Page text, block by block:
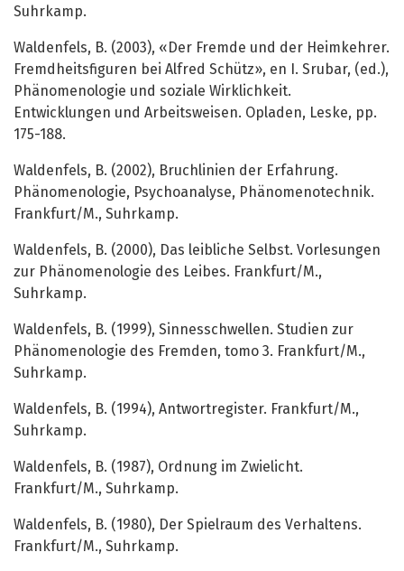
Suhrkamp.
Waldenfels, B. (2003), «Der Fremde und der Heimkehrer.
Fremdheitsfiguren bei Alfred Schütz», en I. Srubar, (ed.),
Phänomenologie und soziale Wirklichkeit.
Entwicklungen und Arbeitsweisen. Opladen, Leske, pp.
175-188.
Waldenfels, B. (2002), Bruchlinien der Erfahrung.
Phänomenologie, Psychoanalyse, Phänomenotechnik.
Frankfurt/M., Suhrkamp.
Waldenfels, B. (2000), Das leibliche Selbst. Vorlesungen
zur Phänomenologie des Leibes. Frankfurt/M.,
Suhrkamp.
Waldenfels, B. (1999), Sinnesschwellen. Studien zur
Phänomenologie des Fremden, tomo 3. Frankfurt/M.,
Suhrkamp.
Waldenfels, B. (1994), Antwortregister. Frankfurt/M.,
Suhrkamp.
Waldenfels, B. (1987), Ordnung im Zwielicht.
Frankfurt/M., Suhrkamp.
Waldenfels, B. (1980), Der Spielraum des Verhaltens.
Frankfurt/M., Suhrkamp.